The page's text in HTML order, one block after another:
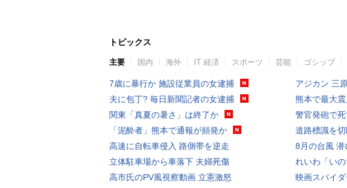
トピックス
主要 国内 海外 IT 経済 スポーツ 芸能 ゴシップ
7歳に暴行か 施設従業員の女逮捕
夫に包丁? 毎日新聞記者の女逮捕
関東「真夏の暑さ」は終了か
「泥酔者」熊本で通報が頻発か
高速に自転車侵入 路側帯を逆走
立体駐車場から車落下 夫婦死傷
高市氏のPV風視察動画 立憲激怒
アジカン 三
熊本で最大
警官発砲で
道路標識を
8月の台風 潜
れいわ「い
映画スパイ